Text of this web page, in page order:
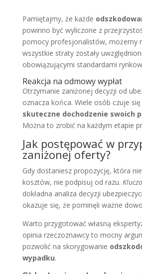
Pamiętajmy, że każde
powinno być wyliczone z
pomocy profesjonalistów, możemy
wszystkie straty zostały
obowiązującymi standardami
Reakcja na odmowy wypłat
Otrzymanie zaniżonej decyzji od
oznacza końca. Wiele osób czuje
skuteczne dochodzenie swoich
Można to zrobić na każdym etapie
Jak postępować w
zaniżonej oferty?
Gdy dostaniesz propozycję, która
kosztów, nie podpisuj od razu.
dokładna analiza decyzji
okazuje się, że pominęli ważne
Warto przygotować własną
opinia rzeczoznawcy to mocny
pozwolić na skorygowanie
wypadku.